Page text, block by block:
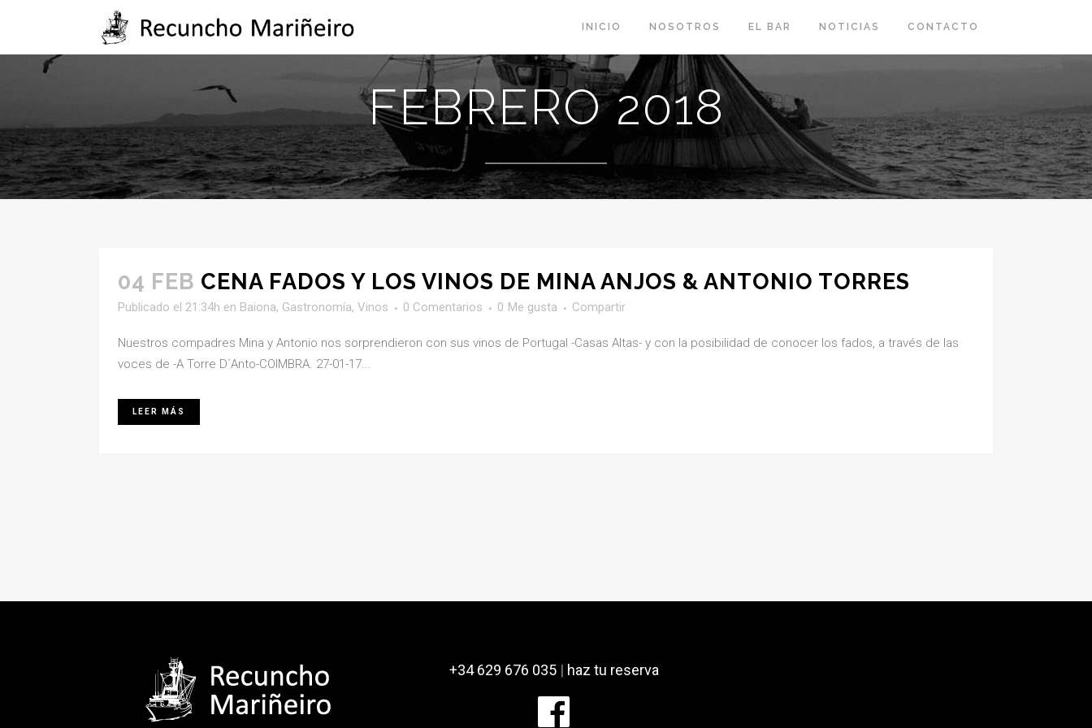
INICIO NOSOTROS EL BAR NOTICIAS CONTACTO
FEBRERO 2018
04 FEB CENA FADOS Y LOS VINOS DE MINA ANJOS & ANTONIO TORRES
Publicado el 21:34h en Baiona, Gastronomía, Vinos 0 Comentarios 0 Me gusta Compartir
Nuestros compadres Mina y Antonio nos sorprendieron con sus vinos de Portugal -Casas Altas- y con la posibilidad de conocer los fados, a través de las
voces de -A Torre D´Anto-COIMBRA. 27-01-17...
LEER MÁS
+34 629 676 035| haz tu reserva